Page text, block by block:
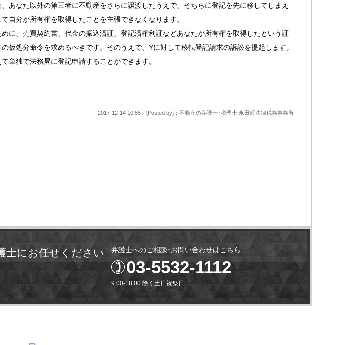
あなた以外の第三者に不動産をさらに譲渡したうえで、そちらに登記を先に移してしまえ
自分が所有権を取得したことを主張できなくなります。
に、売買契約書、代金の振込済証、登記済権利証などあなたが所有権を取得したという証
仮処分命令を求めるべきです。そのうえで、Yに対して移転登記請求の訴訟を提起します。
単独で法務局に登記申請することができます。
2017-12-14 10:55 [Posted by]：不動産の弁護士･税理士 永田町法律税務事務所
士にお任せください 弁護士へのご相談･お問い合わせはこちら
03-5532-1112
9:00-18:00 除く土日祝祭日